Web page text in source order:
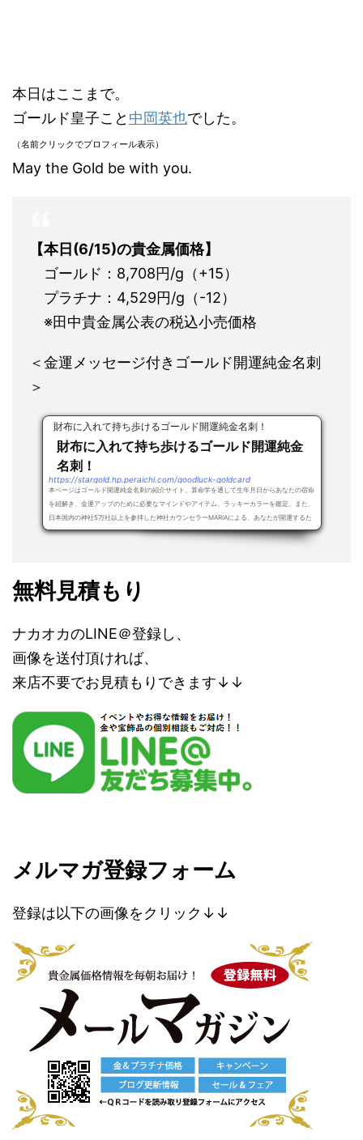
本日はここまで。
ゴールド皇子こと 中岡英也でした。
（名前クリックでプロフィール表示）
May the Gold be with you.
【本日(6/15)の貴金属価格】
ゴールド：8,708円/g（+15）
プラチナ：4,529円/g（-12）
※田中貴金属公表の税込小売価格
＜金運メッセージ付きゴールド開運純金名刺
＞
財布に入れて持ち歩けるゴールド開運純金名刺！
財布に入れて持ち歩けるゴールド開運純金
名刺！
https://stargold.hp.peraichi.com/goodluck-goldcard
本ページはゴールド開運純金名刺の紹介サイト。算命学を通して生年月日からあなたの宿命
を紐解き、金運アップのために必要なマインドやアイテム、ラッキーカラーを鑑定。また、
日本国内の神社5万社以上を参拝した神社カウンセラーMARIAによる、あなたが開運するた
め...
無料見積もり
ナカオカのLINE＠登録し、
画像を送付頂ければ、
来店不要でお見積もりできます↓↓
メルマガ登録フォーム
登録は以下の画像をクリック↓↓